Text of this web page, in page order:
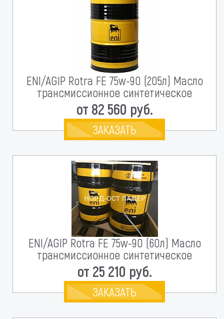
ENI/AGIP Rotra FE 75w-90 (205л) Масло
трансмиссионное синтетическое
от 82 560 руб.
ЗАКАЗАТЬ
ENI/AGIP Rotra FE 75w-90 (60л) Масло
трансмиссионное синтетическое
от 25 210 руб.
ЗАКАЗАТЬ